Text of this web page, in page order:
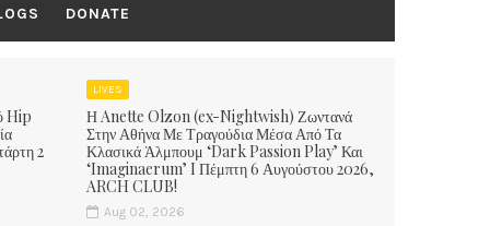
DONATE
Hip
2
LIVES
Η Anette Olzon (ex-Nightwish) Ζωντανά
Στην Αθήνα Με Τραγούδια Μέσα Από Τα
Κλασικά Άλμπουμ ‘Dark Passion Play’ Και
‘Imaginaerum’ I Πέμπτη 6 Αυγούστου 2026,
ARCH CLUB!
Aug 02, 2026